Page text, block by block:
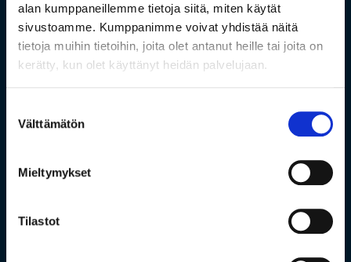
alan kumppaneillemme tietoja siitä, miten käytät
sivustoamme. Kumppanimme voivat yhdistää näitä
tietoja muihin tietoihin, joita olet antanut heille tai joita on
kerätty, kun olet käyttänyt heidän palvelujaan.
valinta
Välttämätön
Mieltymykset
Tilastot